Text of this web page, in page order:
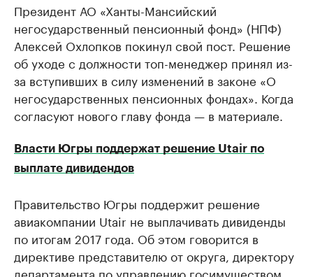
Президент АО «Ханты-Мансийский
негосударственный пенсионный фонд» (НПФ)
Алексей Охлопков покинул свой пост. Решение
об уходе с должности топ-менеджер принял из-
за вступивших в силу изменений в законе «О
негосударственных пенсионных фондах». Когда
согласуют нового главу фонда — в материале.
Власти Югры поддержат решение Utair по
выплате дивидендов
Правительство Югры поддержит решение
авиакомпании Utair не выплачивать дивиденды
по итогам 2017 года. Об этом говорится в
директиве представителю от округа, директору
департамента по управлению госимуществом